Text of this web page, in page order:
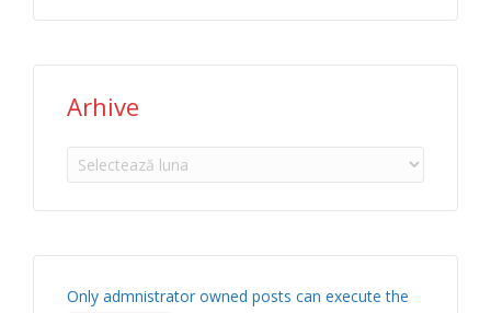
Arhive
Arhive
Only admnistrator owned posts can execute the